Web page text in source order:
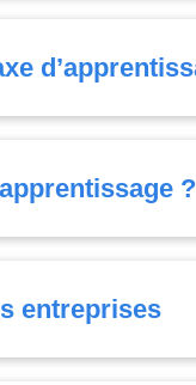
?
entreprises